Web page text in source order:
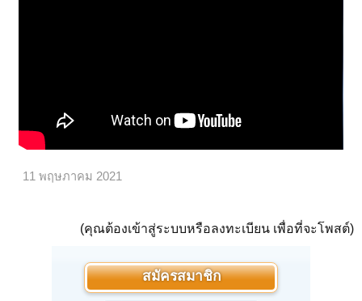
11 พฤษภาคม 2021
(คุณต้องเข้าสู่ระบบหรือลงทะเบียน เพื่อที่จะโพสต์)
สมัครสมาชิก